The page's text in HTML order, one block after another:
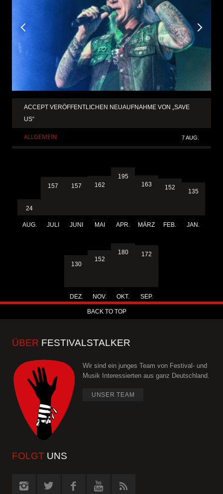
ACCEPT VERÖFFENTLICHEN NEUAUFNAHME VON „SAVE
US“
ALLGEMEIN 7 AUG.
24
AUG.
157
JULI
157
JUNI
162
MAI
195
APR.
163
MÄRZ
152
FEB.
135
JAN.
130
DEZ.
152
NOV.
180
OKT.
172
SEP.
BACK TO TOP
ÜBER FESTIVALSTALKER
Wir sind ein junges Team von Festival- und
Musik Interessierten aus ganz Deutschland.
UNSER TEAM
FOLGT UNS